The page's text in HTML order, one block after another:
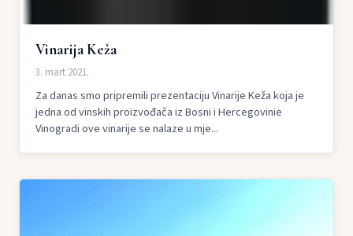
Vinarija Keža
3. mart 2021.
Za danas smo pripremili prezentaciju Vinarije Keža koja je
jedna od vinskih proizvođača iz Bosni i Hercegovinie
Vinogradi ove vinarije se nalaze u mje...